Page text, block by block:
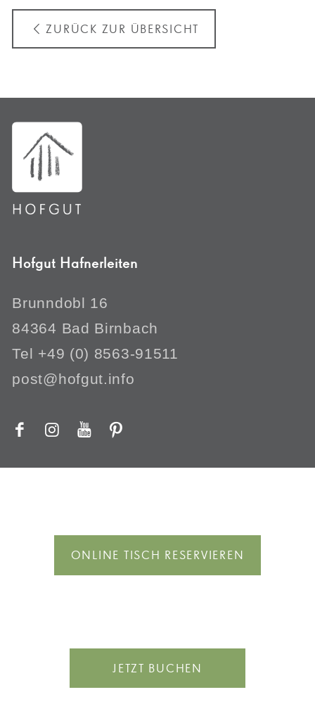
ZURÜCK ZUR ÜBERSICHT
Hofgut Hafnerleiten
Brunndobl 16
84364 Bad Birnbach
Tel +49 (0) 8563-91511
post@hofgut.info
ONLINE TISCH RESERVIEREN
JETZT BUCHEN